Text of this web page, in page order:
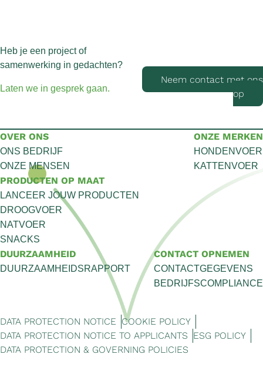
Heb je een project of
samenwerking in gedachten?
Laten we in gesprek gaan.
Neem contact met ons
op
OVER ONS
ONS BEDRIJF
ONZE MENSEN
ONZE MERKEN
HONDENVOER
KATTENVOER
PRODUCTEN OP MAAT
LANCEER JOUW PRODUCTEN
DROOGVOER
NATVOER
SNACKS
DUURZAAMHEID
DUURZAAMHEIDSRAPPORT
CONTACT OPNEMEN
CONTACTGEGEVENS
BEDRIJFSCOMPLIANCE
DATA PROTECTION NOTICE COOKIE POLICY
DATA PROTECTION NOTICE TO APPLICANTS ESG POLICY
DATA PROTECTION & GOVERNING POLICIES